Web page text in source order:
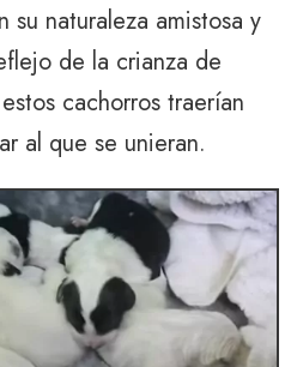
su naturaleza amistosa y
de la crianza de
cachorros traerían
al que se unieran.